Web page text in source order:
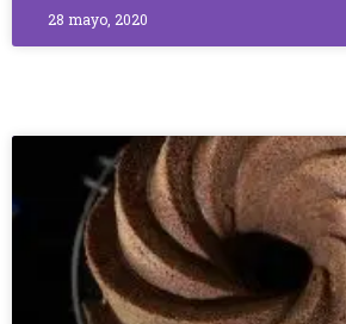
28 mayo, 2020